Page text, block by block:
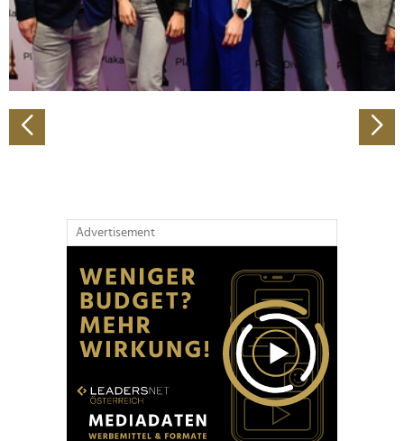
Wir verwenden Cookies, um Inhalte und Anzeigen zu
personalisieren, Funktionen für soziale Medien anbieten
zu können und die Zugriffe auf unsere Website zu
analysieren. Außerdem geben wir Informationen zu Ihrer
Verwendung unserer Website an unsere Partner für
soziale Medien, Werbung und Analysen weiter. Unsere
Partner führen diese Informationen möglicherweise mit
Advertisement